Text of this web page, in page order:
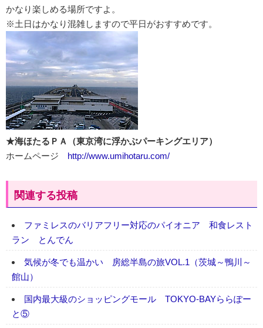
かなり楽しめる場所ですよ。
※土日はかなり混雑しますので平日がおすすめです。
★海ほたるＰＡ（東京湾に浮かぶパーキングエリア）
ホームページ http://www.umihotaru.com/
関連する投稿
ファミレスのバリアフリー対応のパイオニア 和食レスト
ラン とんでん
気候が冬でも温かい 房総半島の旅VOL.1（茨城～鴨川～
館山）
国内最大級のショッピングモール TOKYO-BAYららぽー
と⑤